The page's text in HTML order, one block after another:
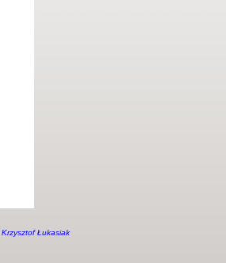
Krzysztof Łukasiak